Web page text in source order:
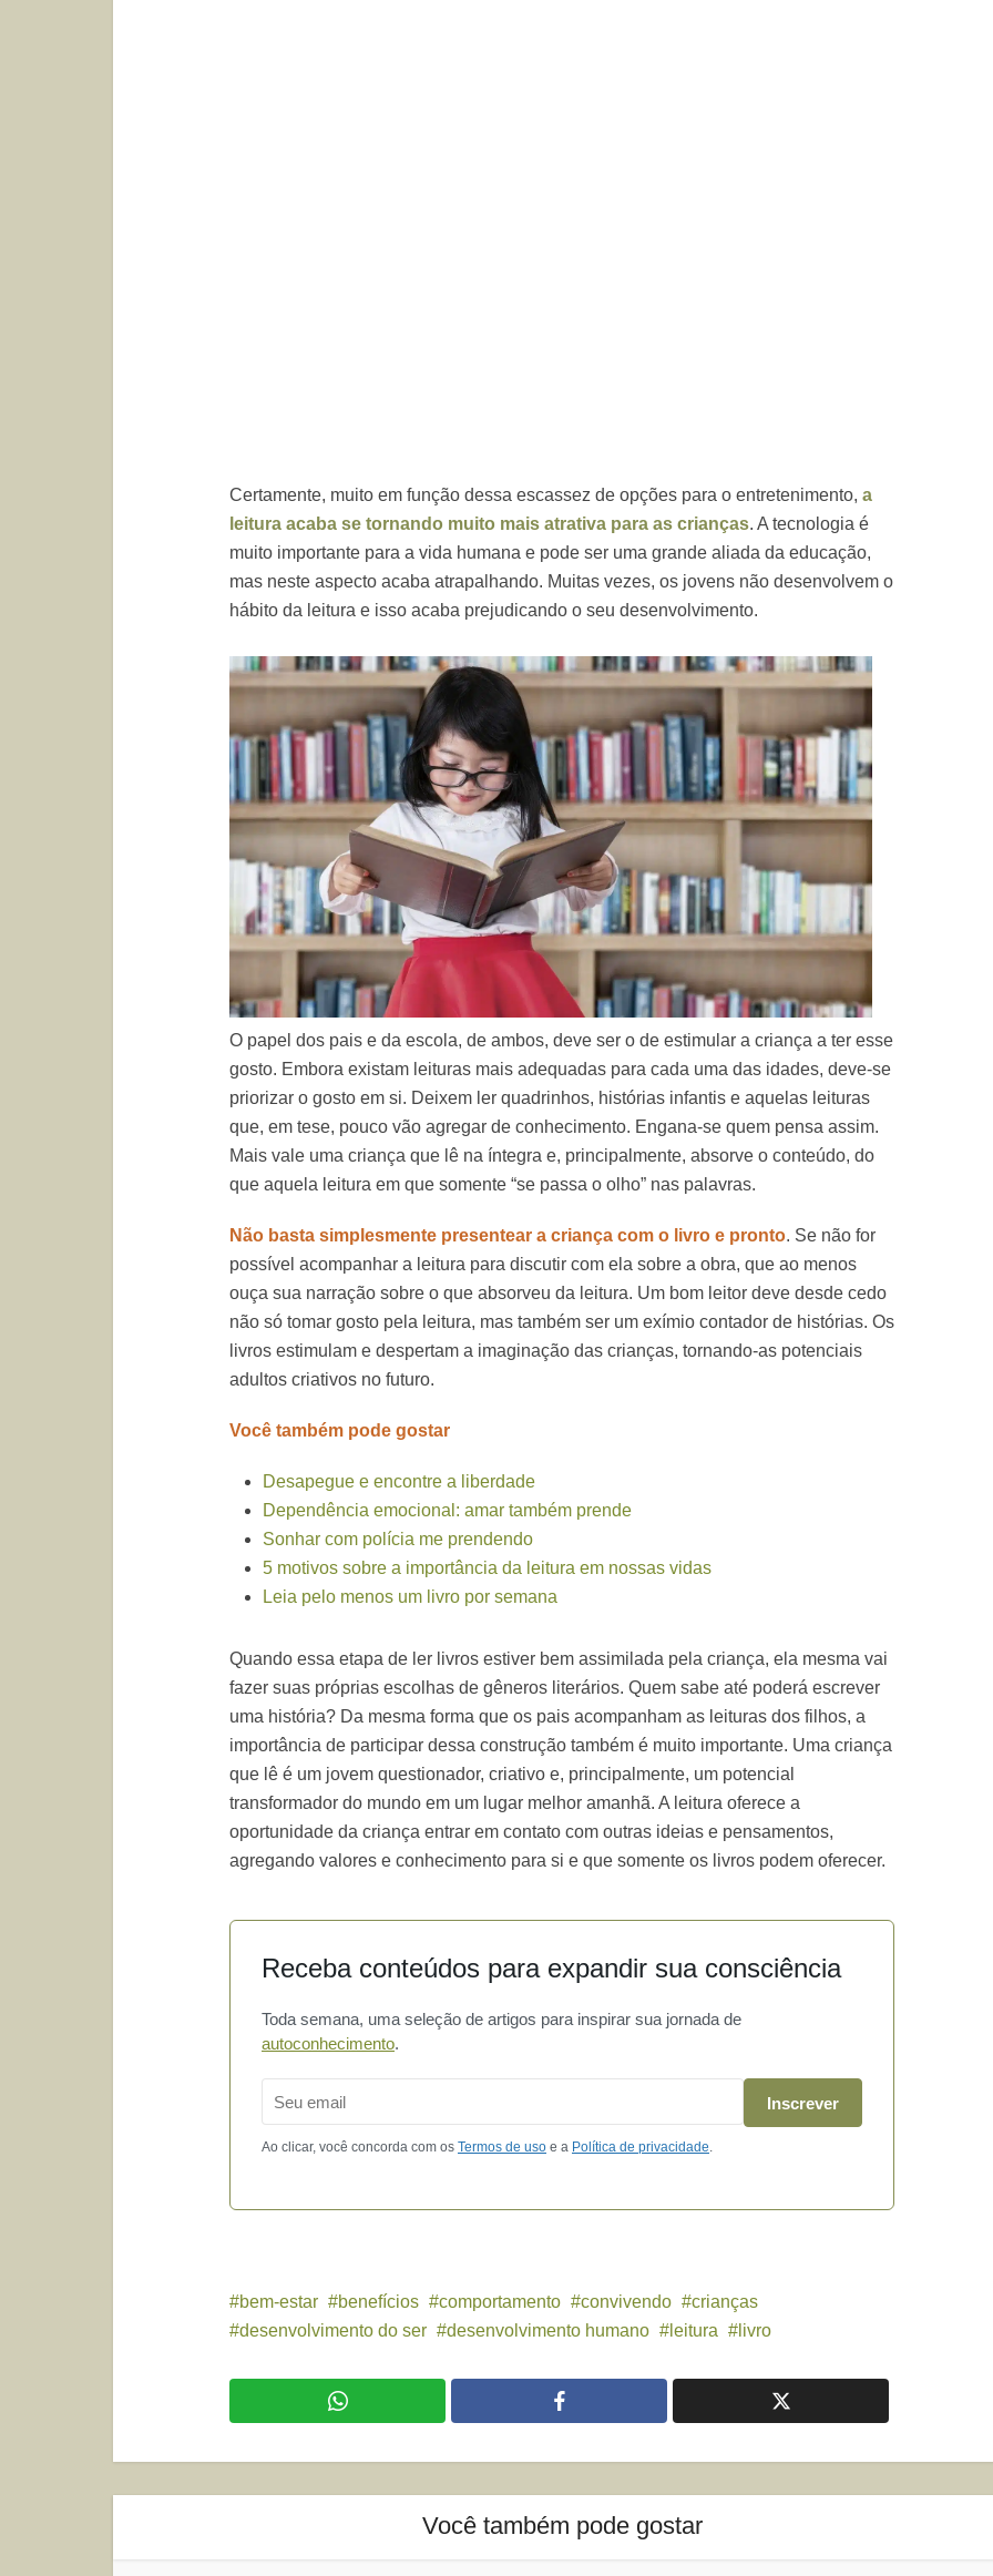
Certamente, muito em função dessa escassez de opções para o entretenimento, a
leitura acaba se tornando muito mais atrativa para as crianças. A tecnologia é
muito importante para a vida humana e pode ser uma grande aliada da educação,
mas neste aspecto acaba atrapalhando. Muitas vezes, os jovens não desenvolvem o
hábito da leitura e isso acaba prejudicando o seu desenvolvimento.
O papel dos pais e da escola, de ambos, deve ser o de estimular a criança a ter esse
gosto. Embora existam leituras mais adequadas para cada uma das idades, deve-se
priorizar o gosto em si. Deixem ler quadrinhos, histórias infantis e aquelas leituras
que, em tese, pouco vão agregar de conhecimento. Engana-se quem pensa assim.
Mais vale uma criança que lê na íntegra e, principalmente, absorve o conteúdo, do
que aquela leitura em que somente “se passa o olho” nas palavras.
Não basta simplesmente presentear a criança com o livro e pronto. Se não for
possível acompanhar a leitura para discutir com ela sobre a obra, que ao menos
ouça sua narração sobre o que absorveu da leitura. Um bom leitor deve desde cedo
não só tomar gosto pela leitura, mas também ser um exímio contador de histórias. Os
livros estimulam e despertam a imaginação das crianças, tornando-as potenciais
adultos criativos no futuro.
Você também pode gostar
Desapegue e encontre a liberdade
Dependência emocional: amar também prende
Sonhar com polícia me prendendo
5 motivos sobre a importância da leitura em nossas vidas
Leia pelo menos um livro por semana
Quando essa etapa de ler livros estiver bem assimilada pela criança, ela mesma vai
fazer suas próprias escolhas de gêneros literários. Quem sabe até poderá escrever
uma história? Da mesma forma que os pais acompanham as leituras dos filhos, a
importância de participar dessa construção também é muito importante. Uma criança
que lê é um jovem questionador, criativo e, principalmente, um potencial
transformador do mundo em um lugar melhor amanhã. A leitura oferece a
oportunidade da criança entrar em contato com outras ideias e pensamentos,
agregando valores e conhecimento para si e que somente os livros podem oferecer.
Receba conteúdos para expandir sua consciência
Toda semana, uma seleção de artigos para inspirar sua jornada de
autoconhecimento.
Inscrever
Ao clicar, você concorda com os Termos de uso e a Política de privacidade.
bem-estar benefícios comportamento convivendo
crianças
desenvolvimento do ser
desenvolvimento humano leitura livro
Você também pode gostar